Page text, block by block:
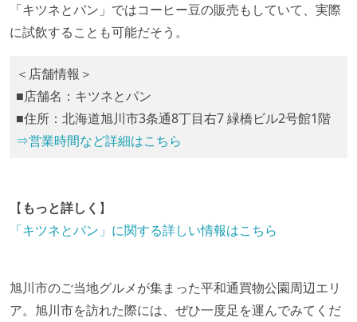
「キツネとパン」ではコーヒー豆の販売もしていて、実際
に試飲することも可能だそう。
＜店舗情報＞
■店舗名：キツネとパン
■住所：北海道旭川市3条通8丁目右7 緑橋ビル2号館1階
⇒営業時間など詳細はこちら
【 もっと詳しく 】
「キツネとパン」に関する詳しい情報はこちら
旭川市のご当地グルメが集まった平和通買物公園周辺エリ
ア。旭川市を訪れた際には、ぜひ一度足を運んでみてくだ